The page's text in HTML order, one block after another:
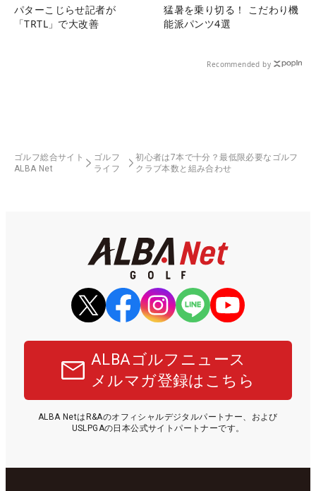
パターこじらせ記者が
「TRTL」で大改善
猛暑を乗り切る！ こだわり機
能派パンツ4選
Recommended by
ゴルフ総合サイト
ALBA Net
ゴルフ
ライフ
初心者は7本で十分？最低限必要なゴルフ
クラブ本数と組み合わせ
ALBAゴルフニュース
メルマガ登録はこちら
ALBA NetはR&Aのオフィシャルデジタルパートナー、および
USLPGAの日本公式サイトパートナーです。